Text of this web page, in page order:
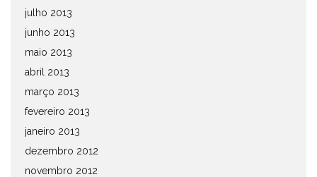
julho 2013
junho 2013
maio 2013
abril 2013
março 2013
fevereiro 2013
janeiro 2013
dezembro 2012
novembro 2012